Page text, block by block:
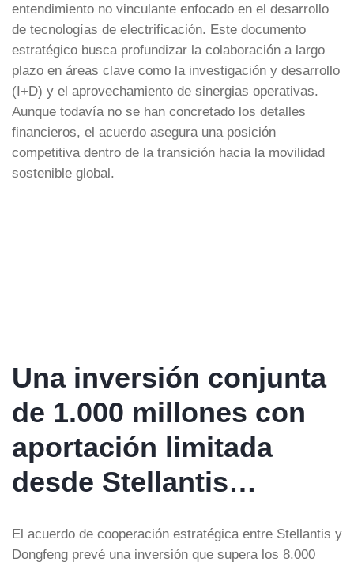
entendimiento no vinculante enfocado en el desarrollo
de tecnologías de electrificación. Este documento
estratégico busca profundizar la colaboración a largo
plazo en áreas clave como la investigación y desarrollo
(I+D) y el aprovechamiento de sinergias operativas.
Aunque todavía no se han concretado los detalles
financieros, el acuerdo asegura una posición
competitiva dentro de la transición hacia la movilidad
sostenible global.
Una inversión conjunta
de 1.000 millones con
aportación limitada
desde Stellantis…
El acuerdo de cooperación estratégica entre Stellantis y
Dongfeng prevé una inversión que supera los 8.000